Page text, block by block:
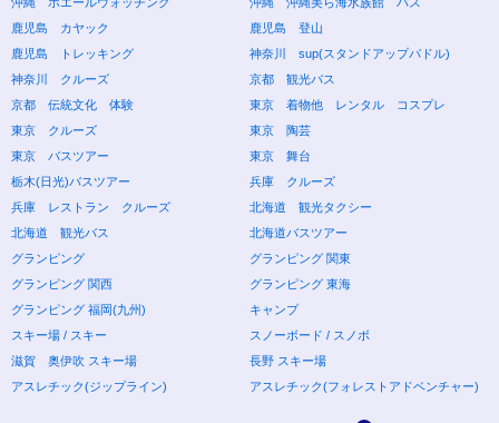
鹿児島 カヤック
鹿児島 登山
鹿児島 トレッキング
神奈川 sup(スタンドアップパドル)
神奈川 クルーズ
京都 観光バス
京都 伝統文化 体験
東京 着物他 レンタル コスプレ
東京 クルーズ
東京 陶芸
東京 バスツアー
東京 舞台
栃木(日光)バスツアー
兵庫 クルーズ
兵庫 レストラン クルーズ
北海道 観光タクシー
北海道 観光バス
北海道バスツアー
グランピング
グランピング 関東
グランピング 関西
グランピング 東海
グランピング 福岡(九州)
キャンプ
スキー場 / スキー
スノーボード / スノボ
滋賀 奥伊吹 スキー場
長野 スキー場
アスレチック(ジップライン)
アスレチック(フォレストアドベンチャー)